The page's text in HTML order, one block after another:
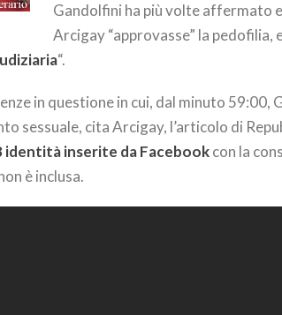
Gandolfini ha più volte affermato
Arcigay “approvasse” la pedofilia,
“.
in questione in cui, dal minuto 59:00,
sessuale, cita Arcigay, l’articolo di
identità inserite da Facebookcon la
è inclusa.